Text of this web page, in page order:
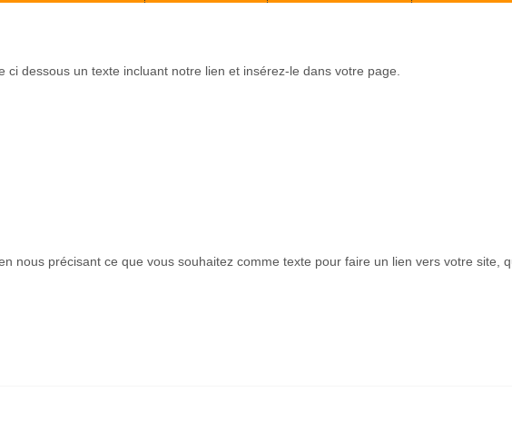
dessous un texte incluant notre lien et insérez-le dans votre page.
nous précisant ce que vous souhaitez comme texte pour faire un lien vers votre site,